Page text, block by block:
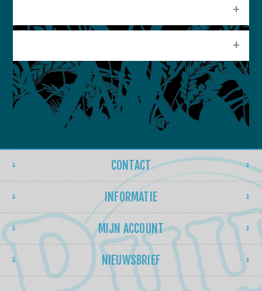
CONTACT
INFORMATIE
MIJN ACCOUNT
NIEUWSBRIEF